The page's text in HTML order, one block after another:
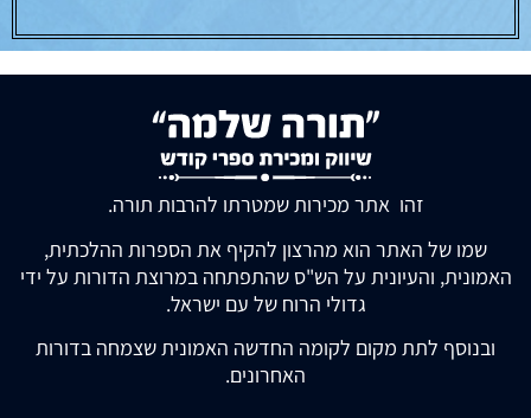
זהו אתר מכירות שמטרתו להרבות תורה.
שמו של האתר הוא מהרצון להקיף את הספרות ההלכתית,
האמונית, והעיונית על הש"ס שהתפתחה במרוצת הדורות על ידי
גדולי הרוח של עם ישראל.
ובנוסף לתת מקום לקומה החדשה האמונית שצמחה בדורות
האחרונים.